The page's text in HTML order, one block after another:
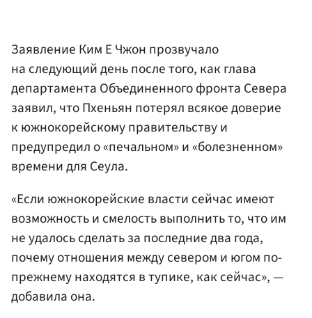
Заявление Ким Е Чжон прозвучало
на следующий день после того, как глава
департамента Объединенного фронта Севера
заявил, что Пхеньян потерял всякое доверие
к южнокорейскому правительству и
предупредил о «печальном» и «болезненном»
времени для Сеула.
«Если южнокорейские власти сейчас имеют
возможность и смелость выполнить то, что им
не удалось сделать за последние два года,
почему отношения между севером и югом по-
прежнему находятся в тупике, как сейчас», —
добавила она.